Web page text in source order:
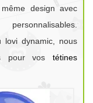
design avec
lovi dynamic, nous
pour vos tétines